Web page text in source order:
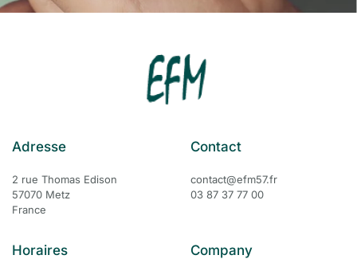
Adresse
2 rue Thomas Edison
57070 Metz
France
Contact
contact@efm57.fr
03 87 37 77 00
Horaires Company